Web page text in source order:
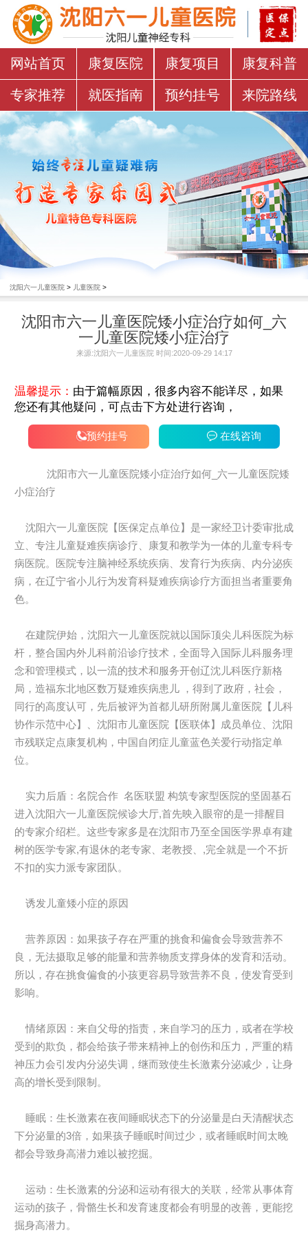
网站首页 康复医院 康复项目 康复科普
专家推荐 就医指南 预约挂号 来院路线
沈阳六一儿童医院 > 儿童医院 >
沈阳市六一儿童医院矮小症治疗如何_六
一儿童医院矮小症治疗
来源:沈阳六一儿童医院 时间:2020-09-29 14:17
温馨提示： 由于篇幅原因，很多内容不能详尽，如果
您还有其他疑问，可点击下方处进行咨询，
预约挂号 在线咨询
沈阳市六一儿童医院矮小症治疗如何_六一儿童医院矮
小症治疗
沈阳六一儿童医院【医保定点单位】是一家经卫计委审批成
立、专注儿童疑难疾病诊疗、康复和教学为一体的儿童专科专
病医院。医院专注脑神经系统疾病、发育行为疾病、内分泌疾
病，在辽宁省小儿行为发育科疑难疾病诊疗方面担当者重要角
色。
在建院伊始，沈阳六一儿童医院就以国际顶尖儿科医院为标
杆，整合国内外儿科前沿诊疗技术，全面导入国际儿科服务理
念和管理模式，以一流的技术和服务开创辽沈儿科医疗新格
局，造福东北地区数万疑难疾病患儿 ，得到了政府，社会，
同行的高度认可，先后被评为首都儿研所附属儿童医院【儿科
协作示范中心】、沈阳市儿童医院【医联体】成员单位、沈阳
市残联定点康复机构，中国自闭症儿童蓝色关爱行动指定单
位。
实力后盾：名院合作 名医联盟 构筑专家型医院的坚固基石
进入沈阳六一儿童医院候诊大厅,首先映入眼帘的是一排醒目
的专家介绍栏。这些专家多是在沈阳市乃至全国医学界卓有建
树的医学专家,有退休的老专家、老教授、,完全就是一个不折
不扣的实力派专家团队。
诱发儿童矮小症的原因
营养原因：如果孩子存在严重的挑食和偏食会导致营养不
良，无法摄取足够的能量和营养物质支撑身体的发育和活动。
所以，存在挑食偏食的小孩更容易导致营养不良，使发育受到
影响。
情绪原因：来自父母的指责，来自学习的压力，或者在学校
受到的欺负，都会给孩子带来精神上的创伤和压力，严重的精
神压力会引发内分泌失调，继而致使生长激素分泌减少，让身
高的增长受到限制。
睡眠：生长激素在夜间睡眠状态下的分泌量是白天清醒状态
下分泌量的3倍，如果孩子睡眠时间过少，或者睡眠时间太晚
都会导致身高潜力难以被挖掘。
运动：生长激素的分泌和运动有很大的关联，经常从事体育
运动的孩子，骨骼生长和发育速度都会有明显的改善，更能挖
掘身高潜力。